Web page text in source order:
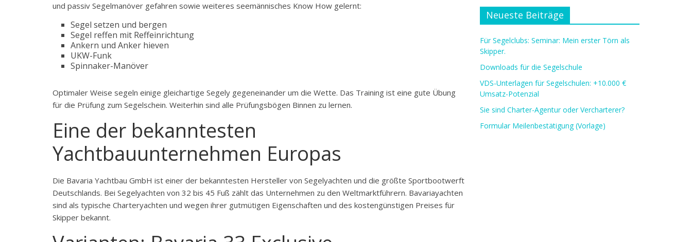
und passiv Segelmanöver gefahren sowie weiteres seemännisches Know How gelernt:
Segel setzen und bergen
Segel reffen mit Reffeinrichtung
Ankern und Anker hieven
UKW-Funk
Spinnaker-Manöver
Optimaler Weise segeln einige gleichartige Segely gegeneinander um die Wette. Das Training ist eine gute Übung
für die Prüfung zum Segelschein. Weiterhin sind alle Prüfungsbögen Binnen zu lernen.
Eine der bekanntesten
Yachtbauunternehmen Europas
Die Bavaria Yachtbau GmbH ist einer der bekanntesten Hersteller von Segelyachten und die größte Sportbootwerft
Deutschlands. Bei Segelyachten von 32 bis 45 Fuß zählt das Unternehmen zu den Weltmarktführern. Bavariayachten
sind als typische Charteryachten und wegen ihrer gutmütigen Eigenschaften und des kostengünstigen Preises für
Skipper bekannt.
Neueste Beiträge
Für Segelclubs: Seminar: Mein erster Törn als
Skipper.
Downloads für die Segelschule
VDS-Unterlagen für Segelschulen: +10.000 €
Umsatz-Potenzial
Sie sind Charter-Agentur oder Vercharterer?
Formular Meilenbestätigung (Vorlage)